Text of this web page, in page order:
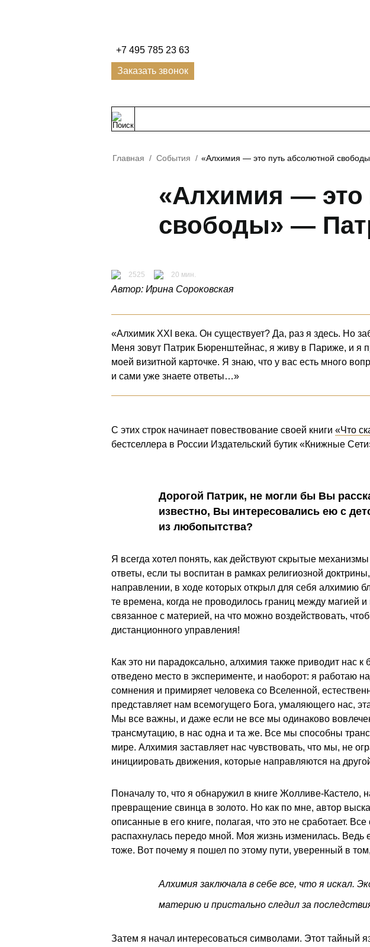
+7 495 785 23 63
Заказать звонок
Главная / События / «Алхимия — это путь абсолютной
«Алхимия — это
свободы» —
2525 20 мин.
Автор: Ирина Сороковская
«Алхимик XXI века. Он существует? Да, раз я здесь. Но
Меня зовут Патрик Бюренштейнас, я живу в Париже, и я
моей визитной карточке. Я знаю, что у вас есть много
и сами уже знаете ответы…»
С этих строк начинает повествование своей книги «Что
бестселлера в России Издательский бутик «Книжные
Дорогой Патрик, не могли бы Вы
известно, Вы интересовались ею с
из любопытства?
Я всегда хотел понять, как действуют скрытые
ответы, если ты воспитан в рамках религиозной
направлении, в ходе которых открыл для себя алхимию
те времена, когда не проводилось границ между магией
связанное с материей, на что можно воздействовать,
дистанционного управления!
Как это ни парадоксально, алхимия также приводит нас
отведено место в эксперименте, и наоборот: я работаю
сомнения и примиряет человека со Вселенной,
представляет нам всемогущего Бога, умаляющего нас,
Мы все важны, и даже если не все мы одинаково
трансмутацию, в нас одна и та же. Все мы способны
мире. Алхимия заставляет нас чувствовать, что мы, не
инициировать движения, которые направляются на
Поначалу то, что я обнаружил в книге Жолливе-
превращение свинца в золото. Но как по мне, автор
описанные в его книге, полагая, что это не сработает.
распахнулась передо мной. Моя жизнь изменилась. Ведь
тоже. Вот почему я пошел по этому пути, уверенный в
Алхимия заключала в себе все, что я искал.
материю и пристально следил за
Затем я начал интересоваться символами. Этот тайный